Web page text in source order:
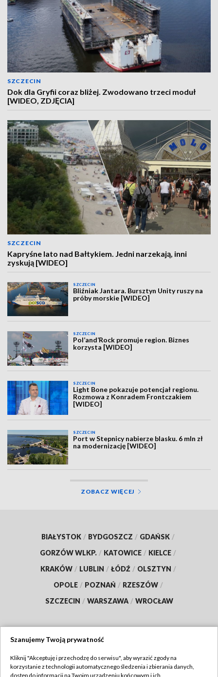
SZCZECIN
Dok dla Gryfii coraz bliżej. Zwodowano trzeci moduł
[WIDEO, ZDJĘCIA]
SZCZECIN
Kapryśne lato nad Bałtykiem. Jedni narzekają, inni
zyskują [WIDEO]
SZCZECIN
Bliźniak Jantara. Bursztyn Unity ruszy na
próby morskie [WIDEO]
SZCZECIN
Pol’and’Rock promuje region. Biznes
korzysta [WIDEO]
SZCZECIN
Light Bone pokazuje potencjał regionu.
Rozmowa z Konradem Frontczakiem
[WIDEO]
SZCZECIN
Port w Stepnicy nabierze blasku. 6 mln zł
na modernizację [WIDEO]
ZOBACZ WIĘCEJ
BIAŁYSTOK / BYDGOSZCZ / GDAŃSK /
GORZÓW WLKP. / KATOWICE / KIELCE /
KRAKÓW / LUBLIN / ŁÓDŹ / OLSZTYN /
OPOLE / POZNAŃ / RZESZÓW /
SZCZECIN / WARSZAWA / WROCŁAW
TVP
Szanujemy Twoją prywatność
Kliknij "Akceptuję i przechodzę do serwisu", aby wyrazić zgody na
korzystanie z technologii automatycznego śledzenia i zbierania danych,
dostęp do informacji na Twoim urządzeniu końcowym i ich